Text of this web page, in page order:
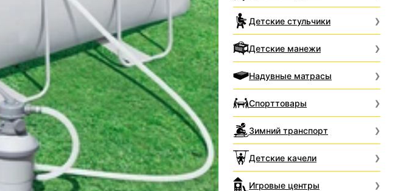
Детские стульчики
Детские манежи
Надувные матрасы
Спорттовары
Зимний транспорт
Детские качели
Игровые центры